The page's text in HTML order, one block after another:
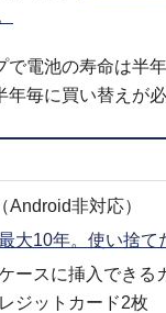
で電池の寿命は半
年毎に買い替えが必
Android非対応）
大10年。使い捨て
ースに挿入できる
ジットカード2枚